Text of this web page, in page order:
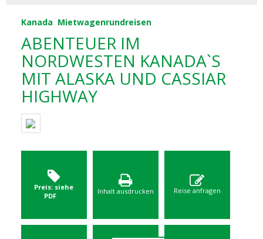
Kanada Mietwagenrundreisen
ABENTEUER IM
NORDWESTEN KANADA`S
MIT ALASKA UND CASSIAR
HIGHWAY
Preis: siehe
PDF
Inhalt ausdrucken Reise anfragen